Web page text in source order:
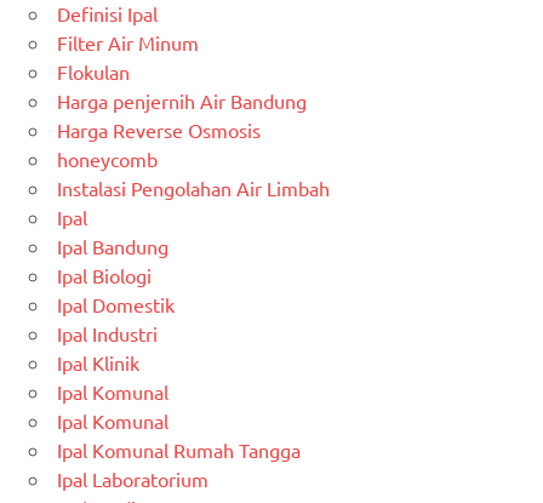
Definisi Ipal
Filter Air Minum
Flokulan
Harga penjernih Air Bandung
Harga Reverse Osmosis
honeycomb
Instalasi Pengolahan Air Limbah
Ipal
Ipal Bandung
Ipal Biologi
Ipal Domestik
Ipal Industri
Ipal Klinik
Ipal Komunal
Ipal Komunal
Ipal Komunal Rumah Tangga
Ipal Laboratorium